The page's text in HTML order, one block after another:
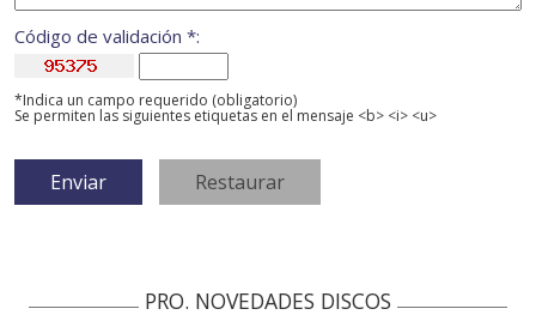
Código de validación *:
*Indica un campo requerido (obligatorio)
Se permiten las siguientes etiquetas en el mensaje <b> <i> <u>
PRO. NOVEDADES DISCOS